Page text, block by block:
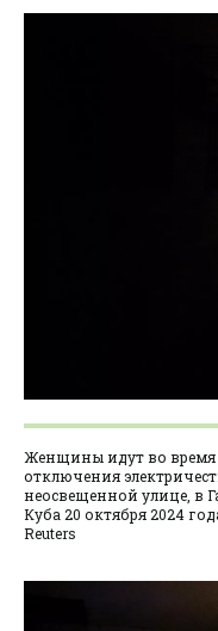
Женщины идут во время
отключения
неосвещенной улице, в
Куба 20 октября 2024
Reuters